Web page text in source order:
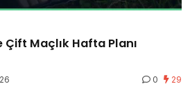
Çift Maçlık Hafta Planı
0 29